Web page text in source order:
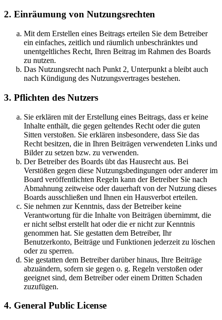
2. Einräumung von Nutzungsrechten
Mit dem Erstellen eines Beitrags erteilen Sie dem Betreiber
ein einfaches, zeitlich und räumlich unbeschränktes und
unentgeltliches Recht, Ihren Beitrag im Rahmen des Boards
zu nutzen.
Das Nutzungsrecht nach Punkt 2, Unterpunkt a bleibt auch
nach Kündigung des Nutzungsvertrages bestehen.
3. Pflichten des Nutzers
Sie erklären mit der Erstellung eines Beitrags, dass er keine
Inhalte enthält, die gegen geltendes Recht oder die guten
Sitten verstoßen. Sie erklären insbesondere, dass Sie das
Recht besitzen, die in Ihren Beiträgen verwendeten Links und
Bilder zu setzen bzw. zu verwenden.
Der Betreiber des Boards übt das Hausrecht aus. Bei
Verstößen gegen diese Nutzungsbedingungen oder anderer im
Board veröffentlichten Regeln kann der Betreiber Sie nach
Abmahnung zeitweise oder dauerhaft von der Nutzung dieses
Boards ausschließen und Ihnen ein Hausverbot erteilen.
Sie nehmen zur Kenntnis, dass der Betreiber keine
Verantwortung für die Inhalte von Beiträgen übernimmt, die
er nicht selbst erstellt hat oder die er nicht zur Kenntnis
genommen hat. Sie gestatten dem Betreiber, Ihr
Benutzerkonto, Beiträge und Funktionen jederzeit zu löschen
oder zu sperren.
Sie gestatten dem Betreiber darüber hinaus, Ihre Beiträge
abzuändern, sofern sie gegen o. g. Regeln verstoßen oder
geeignet sind, dem Betreiber oder einem Dritten Schaden
zuzufügen.
4. General Public License